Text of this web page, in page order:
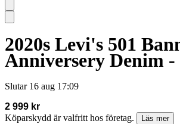
2020s Levi's 501
Anniversery Denim -
Slutar 16 aug 17:09
2 999 kr
Köparskydd är valfritt hos företag.
Läs mer